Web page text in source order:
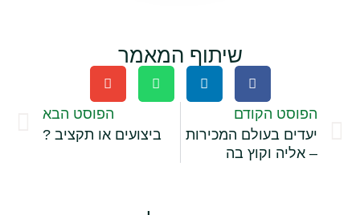
שיתוף המאמר
הפוסט הקודם
יעדים בעולם המכירות
– אליה וקוץ בה
הפוסט הבא
ביצועים או תקציב ?